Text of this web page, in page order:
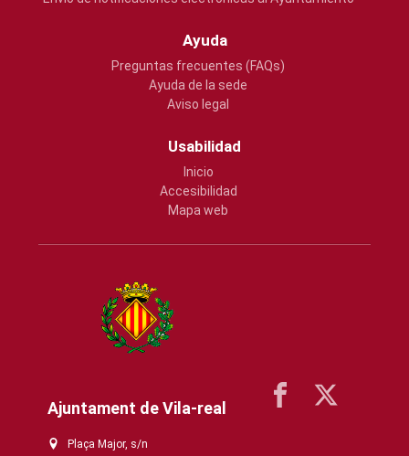
Ayuda
Preguntas frecuentes (FAQs)
Ayuda de la sede
Aviso legal
Usabilidad
Inicio
Accesibilidad
Mapa web
Ajuntament de Vila-real
Plaça Major, s/n